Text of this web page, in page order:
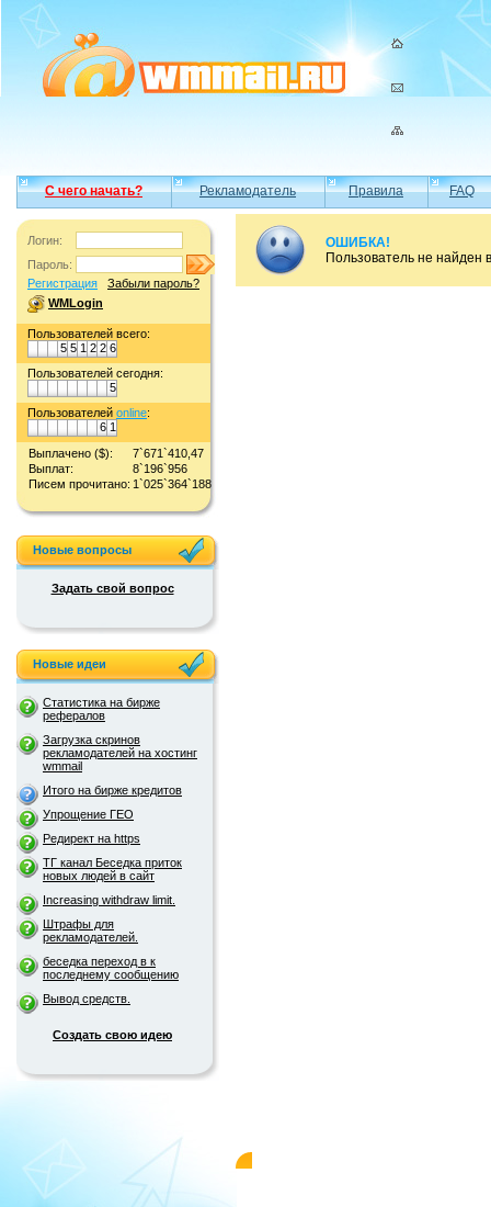
С чего начать? Рекламодатель Правила FAQ
Логин:
Пароль:
Регистрация
Забыли пароль?
WMLogin
Пользователей всего:
5 5 1 2 2 6
Пользователей сегодня:
5
Пользователей online:
6 1
Выплачено ($):
7`671`410,47
Выплат:
8`196`956
Писем прочитано: 1`025`364`188
Новые вопросы
Задать свой вопрос
Новые идеи
Статистика на бирже
рефералов
Загрузка скринов
рекламодателей на хостинг
wmmail
Итого на бирже кредитов
Упрощение ГЕО
Редирект на https
ТГ канал Беседка приток
новых людей в сайт
Increasing withdraw limit.
Штрафы для
рекламодателей.
беседка переход в к
последнему сообщению
Вывод средств.
Создать свою идею
ОШИБКА!
Пользователь не найден